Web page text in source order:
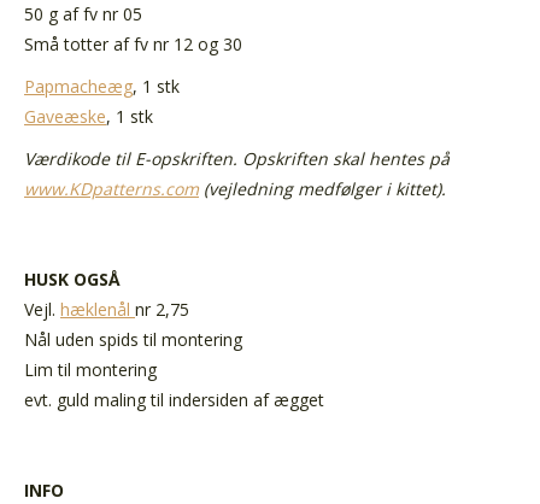
50 g af fv nr 05
Små totter af fv nr 12 og 30
Papmacheæg, 1 stk
Gaveæske, 1 stk
Værdikode til E-opskriften. Opskriften skal hentes på
www.KDpatterns.com (vejledning medfølger i kittet).
HUSK OGSÅ
Vejl. hæklenål nr 2,75
Nål uden spids til montering
Lim til montering
evt. guld maling til indersiden af ægget
INFO